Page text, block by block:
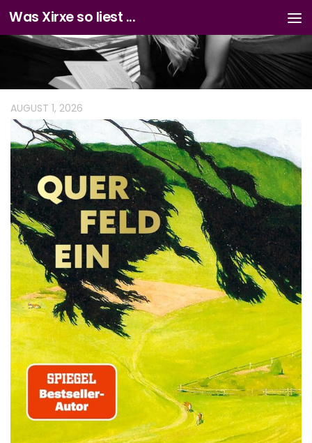
Zum Inhalt springen
Was Xirxe so liest ...
AUGUST 1, 2026